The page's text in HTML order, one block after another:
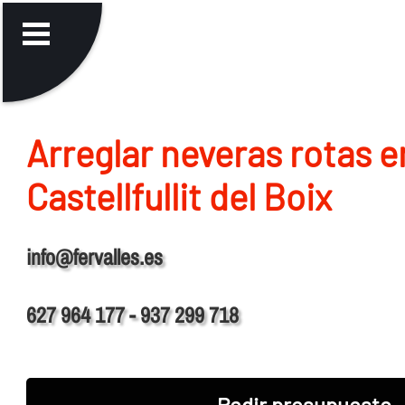
Arreglar neveras rotas
Castellfullit del Boix
info@fervalles.es
627 964 177 - 937 299 718